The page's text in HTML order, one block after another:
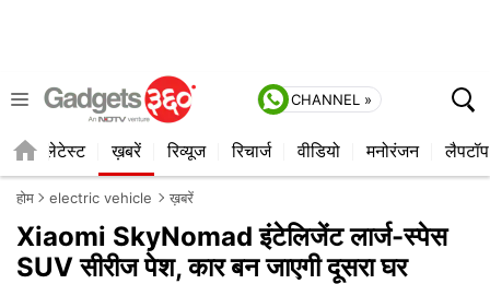
CHANNEL »
लेटेस्ट ख़बरें रिव्यूज रिचार्ज वीडियो मनोरंजन लैपटॉप
होम electric vehicle ख़बरें
Xiaomi SkyNomad इंटेलिजेंट लार्ज-स्पेस
SUV सीरीज पेश, कार बन जाएगी दूसरा घर